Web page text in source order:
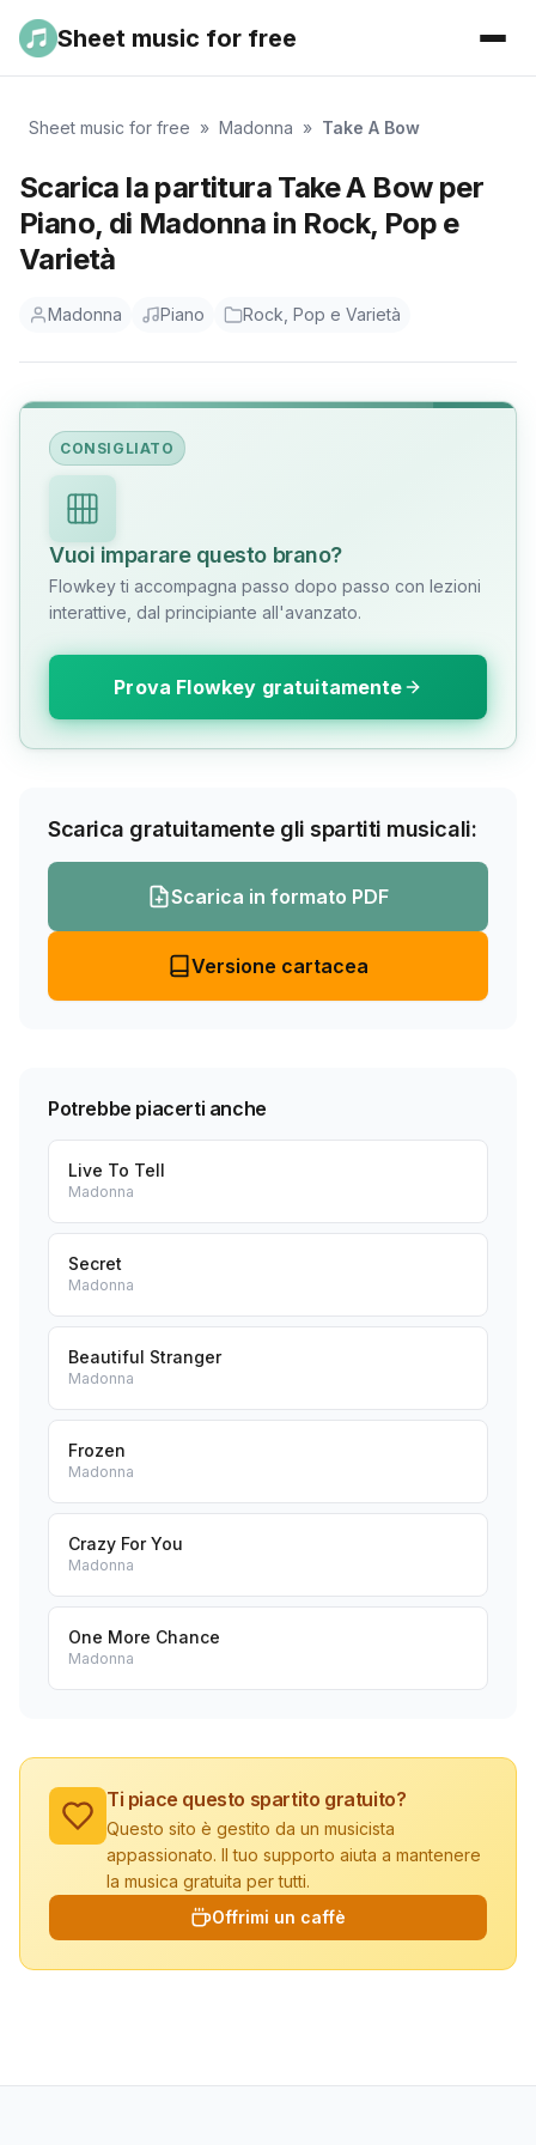
Sheet music for free
Sheet music for free » Madonna » Take A Bow
Scarica la partitura Take A Bow per
Piano, di Madonna in Rock, Pop e
Varietà
Madonna Piano Rock, Pop e Varietà
CONSIGLIATO
Vuoi imparare questo brano?
Flowkey ti accompagna passo dopo passo con lezioni
interattive, dal principiante all'avanzato.
Prova Flowkey gratuitamente
Scarica gratuitamente gli spartiti musicali:
Scarica in formato PDF
Versione cartacea
Potrebbe piacerti anche
Live To Tell
Madonna
Secret
Madonna
Beautiful Stranger
Madonna
Frozen
Madonna
Crazy For You
Madonna
One More Chance
Madonna
Ti piace questo spartito gratuito?
Questo sito è gestito da un musicista
appassionato. Il tuo supporto aiuta a mantenere
la musica gratuita per tutti.
Offrimi un caffè